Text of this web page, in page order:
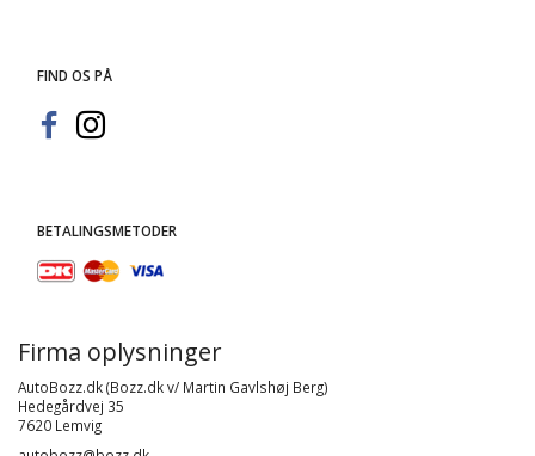
FIND OS PÅ
BETALINGSMETODER
Firma oplysninger
AutoBozz.dk (Bozz.dk v/ Martin Gavlshøj Berg)
Hedegårdvej 35
7620 Lemvig